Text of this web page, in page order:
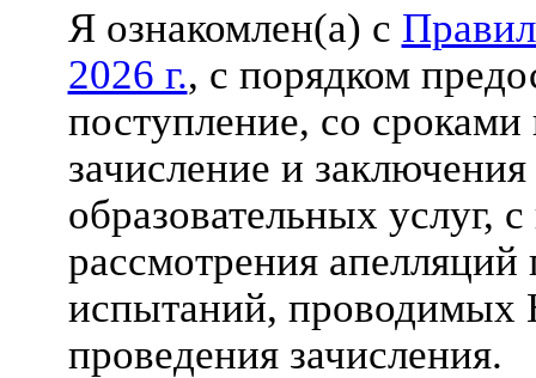
Я ознакомлен(а) с
2026 г., с порядком
поступление, со сроками
зачисление и
образовательных услуг, с
рассмотрения апелляций
испытаний,
проведения зачисления.